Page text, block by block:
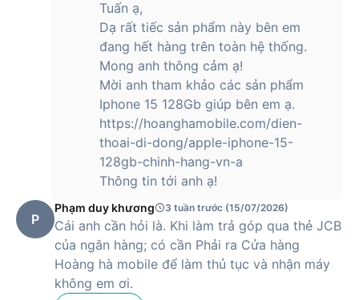
cũ. Theo Apple khẳng định, với sự thay đổi này, thiết bị năm
nay sẽ cho người dùng thời lượng pin nhỉnh hơn tới 2.5 giờ
so với dòng iPhone 12 năm ngoái.
Về kết nối, iPhone 13 được hỗ trợ công nghệ 5G tương thích
100% với hơn 200 nhà mạng phổ biến trên toàn thế giới, bao
gồm cả 3 nhà mạng lớn tại Việt Nam là Viettel, VinaPhone và
Hiện tại, Hoàng Hà Mobile đã trở thành nhà phân phối uỷ
quyền chính thức của Apple tại Việt Nam, hứa hẹn đem lại
cho khách hàng những sản phẩm chất lượng cao và mức giá
phải chăng nhất.
iPhone 13 có giá bao nhiêu?
Tuấn ạ,
Dạ rất tiếc sản phẩm này bên em
đang hết hàng trên toàn hệ thống.
Mong anh thông cảm ạ!
Mời anh tham khảo các sản phẩm
Iphone 15 128Gb giúp bên em ạ.
https://hoanghamobile.com/dien-
thoai-di-dong/apple-iphone-15-
128gb-chinh-hang-vn-a
Thông tin tới anh ạ!
P
Phạm duy khương 3 tuần trước (15/07/2026)
Cái anh cần hỏi là. Khi làm trả góp qua thẻ JCB
của ngân hàng; có cần Phải ra Cửa hàng
Hoàng hà mobile để làm thủ tục và nhận máy
không em ơi.